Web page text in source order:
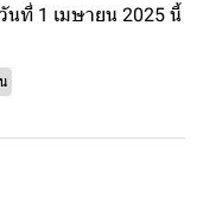
นที่ 1 เมษายน 2025 นี้